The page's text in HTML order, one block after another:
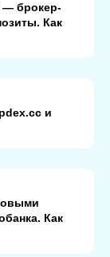
— брокер-
Как
и
Как